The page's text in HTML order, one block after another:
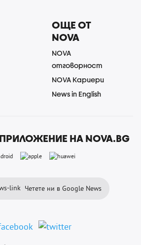
ОЩЕ ОТ
NOVA
NOVA
отговорност
NOVA Кариери
News in English
НА NOVA.BG
Четете ни в Google News